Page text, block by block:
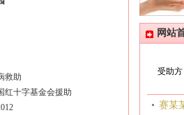
救助
红十字基金会援助
网站
受助方
赛某